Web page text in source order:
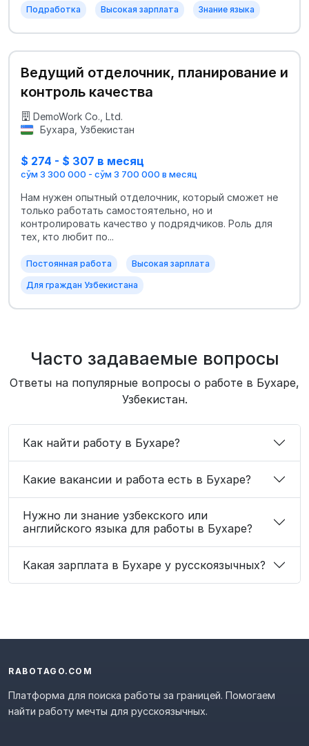
Подработка Высокая зарплата Знание языка
Ведущий отделочник, планирование и
контроль качества
DemoWork Co., Ltd.
Бухара, Узбекистан
$ 274 - $ 307 в месяц
сўм 3 300 000 - сўм 3 700 000 в месяц
Нам нужен опытный отделочник, который сможет не
только работать самостоятельно, но и
контролировать качество у подрядчиков. Роль для
тех, кто любит по...
Постоянная работа Высокая зарплата
Для граждан Узбекистана
Часто задаваемые вопросы
Ответы на популярные вопросы о работе в Бухаре,
Узбекистан.
Как найти работу в Бухаре?
Какие вакансии и работа есть в Бухаре?
Нужно ли знание узбекского или
английского языка для работы в Бухаре?
Какая зарплата в Бухаре у русскоязычных?
RABOTAGO.COM
Платформа для поиска работы за границей. Помогаем
найти работу мечты для русскоязычных.